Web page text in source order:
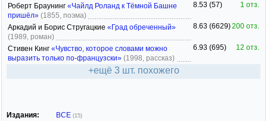
Роберт Браунинг «Чайлд Роланд к Тёмной Башне
пришёл» (1855, поэма)
8.53 (57) 1 отз.
Аркадий и Борис Стругацкие «Град обреченный»
(1989, роман)
8.63 (6629)200 отз.
Стивен Кинг «Чувство, которое словами можно
выразить только по-французски» (1998, рассказ)
6.93 (695) 12 отз.
+ещё 3 шт. похожего
Издания: ВСЕ (15)